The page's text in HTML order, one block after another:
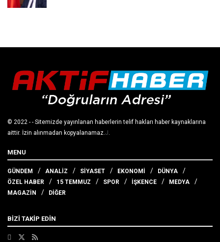
© 2022 - - Sitemizde yayınlanan haberlerin telif hakları haber kaynaklarına
aittir. İzin alınmadan kopyalanamaz.J.
MENU
GÜNDEM ANALİZ SİYASET EKONOMİ
DÜNYA
ÖZEL HABER
15 TEMMUZ SPOR İŞKENCE
MEDYA
MAGAZİN
DİĞER
BİZİ TAKİP EDİN